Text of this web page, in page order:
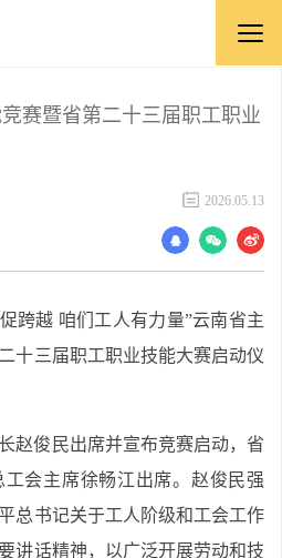
赛暨省第二十三届职工职业
2026.05.13
跨越 咱们工人有力量”云南省主
十三届职工职业技能大赛启动仪
赵俊民出席并宣布竞赛启动，省
会主席徐畅江出席。赵俊民强
总书记关于工人阶级和工会工作
讲话精神，以广泛开展劳动和技